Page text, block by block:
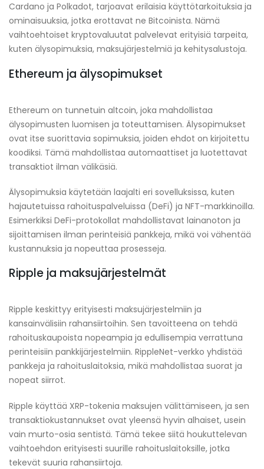
Cardano ja Polkadot, tarjoavat erilaisia käyttötarkoituksia ja
ominaisuuksia, jotka erottavat ne Bitcoinista. Nämä
vaihtoehtoiset kryptovaluutat palvelevat erityisiä tarpeita,
kuten älysopimuksia, maksujärjestelmiä ja kehitysalustoja.
Ethereum ja älysopimukset
Ethereum on tunnetuin altcoin, joka mahdollistaa
älysopimusten luomisen ja toteuttamisen. Älysopimukset
ovat itse suorittavia sopimuksia, joiden ehdot on kirjoitettu
koodiksi. Tämä mahdollistaa automaattiset ja luotettavat
transaktiot ilman välikäsiä.
Älysopimuksia käytetään laajalti eri sovelluksissa, kuten
hajautetuissa rahoituspalveluissa (DeFi) ja NFT-markkinoilla.
Esimerkiksi DeFi-protokollat mahdollistavat lainanoton ja
sijoittamisen ilman perinteisiä pankkeja, mikä voi vähentää
kustannuksia ja nopeuttaa prosesseja.
Ripple ja maksujärjestelmät
Ripple keskittyy erityisesti maksujärjestelmiin ja
kansainvälisiin rahansiirtoihin. Sen tavoitteena on tehdä
rahoituskaupoista nopeampia ja edullisempia verrattuna
perinteisiin pankkijärjestelmiin. RippleNet-verkko yhdistää
pankkeja ja rahoituslaitoksia, mikä mahdollistaa suorat ja
nopeat siirrot.
Ripple käyttää XRP-tokenia maksujen välittämiseen, ja sen
transaktiokustannukset ovat yleensä hyvin alhaiset, usein
vain murto-osia sentistä. Tämä tekee siitä houkuttelevan
vaihtoehdon erityisesti suurille rahoituslaitoksille, jotka
tekevät suuria rahansiirtoja.